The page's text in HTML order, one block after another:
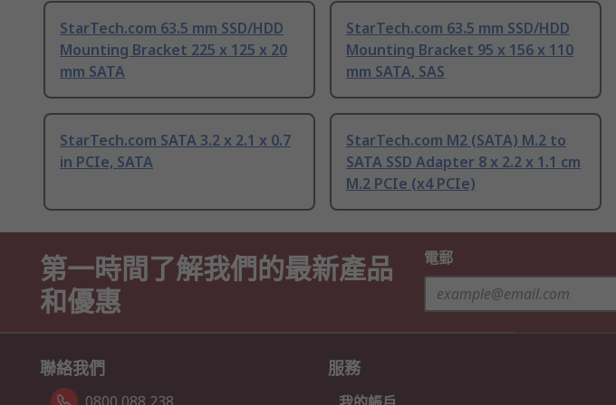
StarTech.com 63.5 mm SSD/HDD
Mounting Bracket 225 x 125 x 20
mm SATA
StarTech.com 63.5 mm SSD/HDD
Mounting Bracket 95 x 156 x 110
mm SATA, SAS
StarTech.com SATA 3.2 x 2.1 x 0.7
in PCIe, SATA
StarTech.com M2 (SATA) M.2 to
SATA SSD Adapter 8 x 2.2 x 1.1 cm
M.2 PCIe (x4 PCIe)
第一時間了解我們的最新產品
和優惠
電郵
聯絡我們 服務